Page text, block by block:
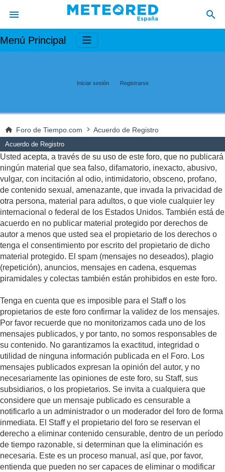
Menú Principal
Iniciar sesión Registrarse
Foro de Tiempo.com Acuerdo de Registro
Acuerdo de Registro
Usted acepta, a través de su uso de este foro, que no publicará
ningún material que sea falso, difamatorio, inexacto, abusivo,
vulgar, con incitación al odio, intimidatorio, obsceno, profano,
de contenido sexual, amenazante, que invada la privacidad de
otra persona, material para adultos, o que viole cualquier ley
internacional o federal de los Estados Unidos. También está de
acuerdo en no publicar material protegido por derechos de
autor a menos que usted sea el propietario de los derechos o
tenga el consentimiento por escrito del propietario de dicho
material protegido. El spam (mensajes no deseados), plagio
(repetición), anuncios, mensajes en cadena, esquemas
piramidales y colectas también están prohibidos en este foro.
Tenga en cuenta que es imposible para el Staff o los
propietarios de este foro confirmar la validez de los mensajes.
Por favor recuerde que no monitorizamos cada uno de los
mensajes publicados, y por tanto, no somos responsables de
su contenido. No garantizamos la exactitud, integridad o
utilidad de ninguna información publicada en el Foro. Los
mensajes publicados expresan la opinión del autor, y no
necesariamente las opiniones de este foro, su Staff, sus
subsidiarios, o los propietarios. Se invita a cualquiera que
considere que un mensaje publicado es censurable a
notificarlo a un administrador o un moderador del foro de forma
inmediata. El Staff y el propietario del foro se reservan el
derecho a eliminar contenido censurable, dentro de un período
de tiempo razonable, si determinan que la eliminación es
necesaria. Este es un proceso manual, así que, por favor,
entienda que pueden no ser capaces de eliminar o modificar